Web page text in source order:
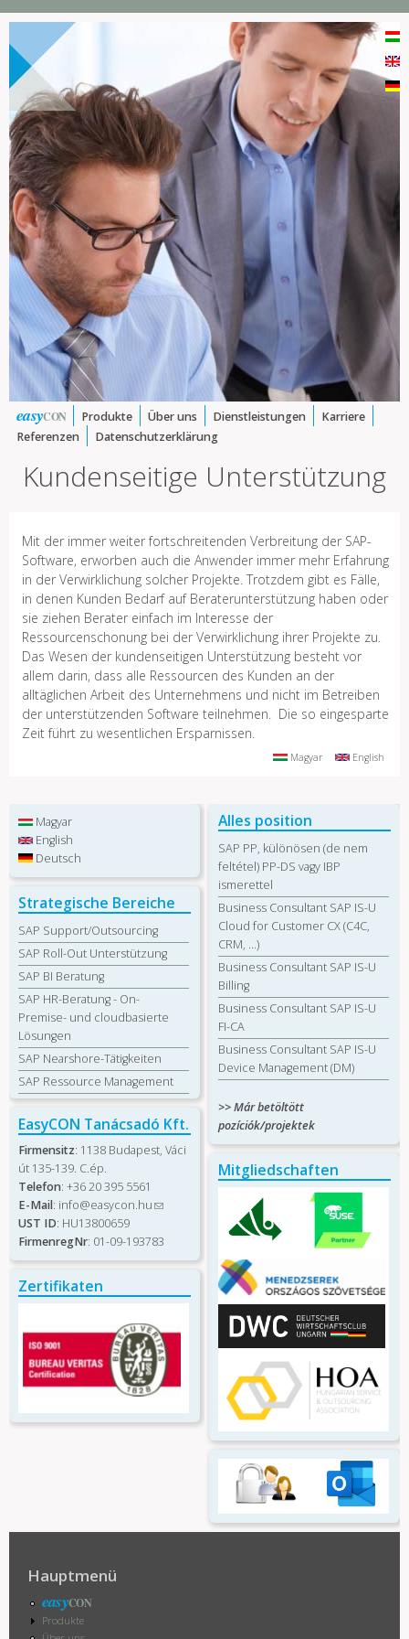
Direkt zum Inhalt
easyCON Produkte Über uns Dienstleistungen
Karriere
Referenzen
Datenschutzerklärung
Kundenseitige Unterstützung
Mit der immer weiter fortschreitenden Verbreitung der SAP-
Software, erworben auch die Anwender immer mehr Erfahrung
in der Verwirklichung solcher Projekte. Trotzdem gibt es Fälle,
in denen Kunden Bedarf auf Beraterunterstützung haben oder
sie ziehen Berater einfach im Interesse der
Ressourcenschonung bei der Verwirklichung ihrer Projekte zu.
Das Wesen der kundenseitigen Unterstützung besteht vor
allem darin, dass alle Ressourcen des Kunden an der
alltäglichen Arbeit des Unternehmens und nicht im Betreiben
der unterstützenden Software teilnehmen. Die so eingesparte
Zeit führt zu wesentlichen Ersparnissen.
Magyar English
Magyar
English
Deutsch
Strategische Bereiche
SAP Support/Outsourcing
SAP Roll-Out Unterstützung
SAP BI Beratung
SAP HR-Beratung - On-
Premise- und cloudbasierte
Lösungen
SAP Nearshore-Tätigkeiten
SAP Ressource Management
EasyCON Tanácsadó Kft.
Firmensitz: 1138 Budapest, Váci
út 135-139. C.ép.
Telefon: +36 20 395 5561
E-Mail: info@easycon.hu(Link
Mail)
UST ID: HU13800659
FirmenregNr: 01-09-193783
Zertifikaten
Alles position
SAP PP, különösen (de nem
feltétel) PP-DS vagy IBP
ismerettel
Business Consultant SAP IS-U
Cloud for Customer CX (C4C,
CRM, …)
Business Consultant SAP IS-U
Billing
Business Consultant SAP IS-U
FI-CA
Business Consultant SAP IS-U
Device Management (DM)
>> Már betöltött
pozíciók/projektek
Mitgliedschaften
Hauptmenü
easyCON
Produkte